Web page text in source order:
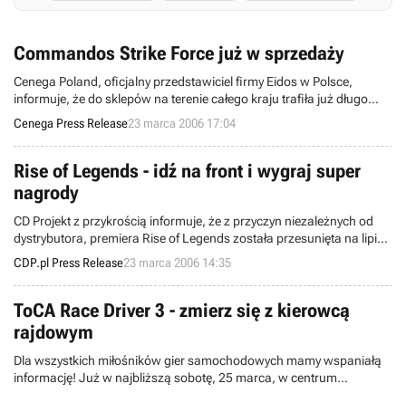
Commandos Strike Force już w sprzedaży
Cenega Poland, oficjalny przedstawiciel firmy Eidos w Polsce,
informuje, że do sklepów na terenie całego kraju trafiła już długo
oczekiwana gra akcji - Commandos Strike Force.
Cenega Press Release23 marca 2006 17:04
Rise of Legends - idź na front i wygraj super
nagrody
CD Projekt z przykrością informuje, że z przyczyn niezależnych od
dystrybutora, premiera Rise of Legends została przesunięta na lipiec
2006.
CDP.pl Press Release23 marca 2006 14:35
ToCA Race Driver 3 - zmierz się z kierowcą
rajdowym
Dla wszystkich miłośników gier samochodowych mamy wspaniałą
informację! Już w najbliższą sobotę, 25 marca, w centrum